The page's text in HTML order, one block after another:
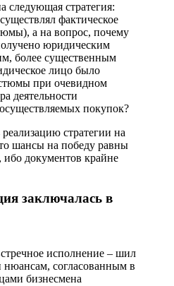
следующая стратегия:
фактическое
а на вопрос, почему
юридическим
более существенным
лицо было
при очевидном
деятельности
покупок?
стратегии на
шансы на победу равны
документов крайне
заключалась в
исполнение – шил
согласованным в
бизнесмена